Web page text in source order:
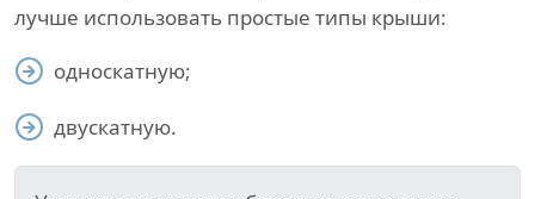
лучше использовать простые типы крыши:
односкатную;
двускатную.